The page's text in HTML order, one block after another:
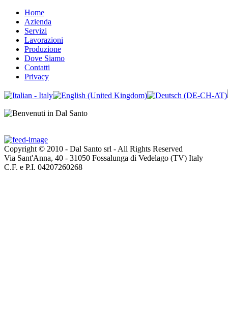
Home
Azienda
Servizi
Lavorazioni
Produzione
Dove Siamo
Contatti
Privacy
Copyright © 2010 - Dal Santo srl - All Rights Reserved
Via Sant'Anna, 40 - 31050 Fossalunga di Vedelago (TV) Italy
C.F. e P.I. 04207260268